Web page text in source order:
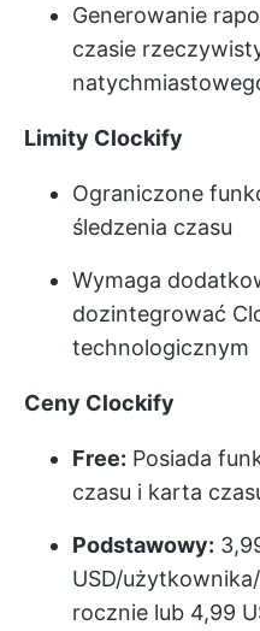
Generowanie
czasie
Limity Clockify
Ograniczone
śledzenia czasu
Wymaga
dozintegrować
technologicznym
Ceny Clockify
Free: Posiada
czasu i karta
Podstawowy:
USD/
rocznie lub 4,99